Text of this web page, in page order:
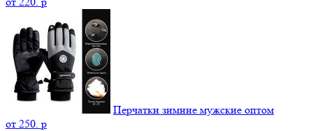
Перчатки зимние мужские оптом
от 250. p